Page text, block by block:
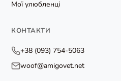
Мої улюбленці
КОНТАКТИ
+38 (093) 754-5063
woof@amigovet.net